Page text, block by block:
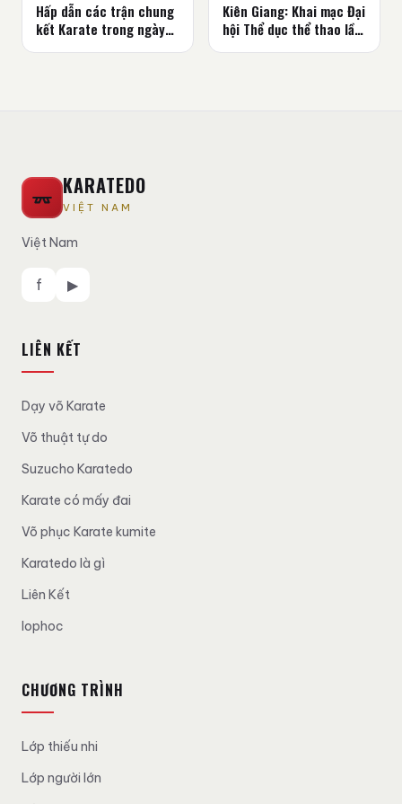
Hấp dẫn các trận chung
kết Karate trong ngày
Kiên Giang: Khai mạc Đại
hội Thể dục thể thao lần
KARATEDO
VIỆT NAM
Việt Nam
f ▶
LIÊN KẾT
Dạy võ Karate
Võ thuật tự do
Suzucho Karatedo
Karate có mấy đai
Võ phục Karate kumite
Karatedo là gì
Liên Kết
lophoc
CHƯƠNG TRÌNH
Lớp thiếu nhi
Lớp người lớn